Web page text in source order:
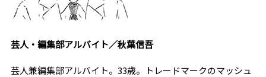
芸人・編集部アルバイト／秋葉信吾
芸人兼編集部アルバイト。33歳。トレードマークのマッシュ